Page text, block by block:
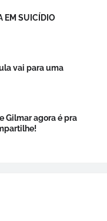
EM SUICÍDIO
vai para uma
Gilmar agora é pra